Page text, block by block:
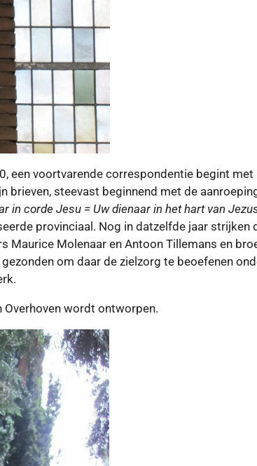
een voortvarende correspondentie begint
brieven, steevast beginnend met de
in corde Jesu = Uw dienaar in het hart van
provinciaal. Nog in datzelfde jaar strijken
Maurice Molenaar en Antoon Tillemans en
om daar de zielzorg te beoefenen
Overhoven wordt ontworpen.